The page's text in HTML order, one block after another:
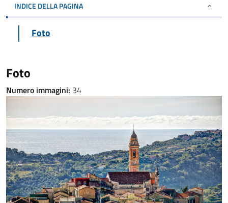
INDICE DELLA PAGINA
Foto
Foto
Numero immagini: 34